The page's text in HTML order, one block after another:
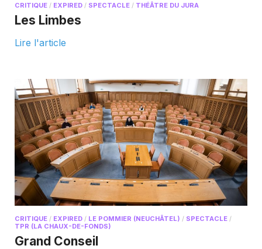
CRITIQUE / EXPIRED / SPECTACLE / THÉÂTRE DU JURA
Les Limbes
Lire l'article
CRITIQUE / EXPIRED / LE POMMIER (NEUCHÂTEL) / SPECTACLE /
TPR (LA CHAUX-DE-FONDS)
Grand Conseil